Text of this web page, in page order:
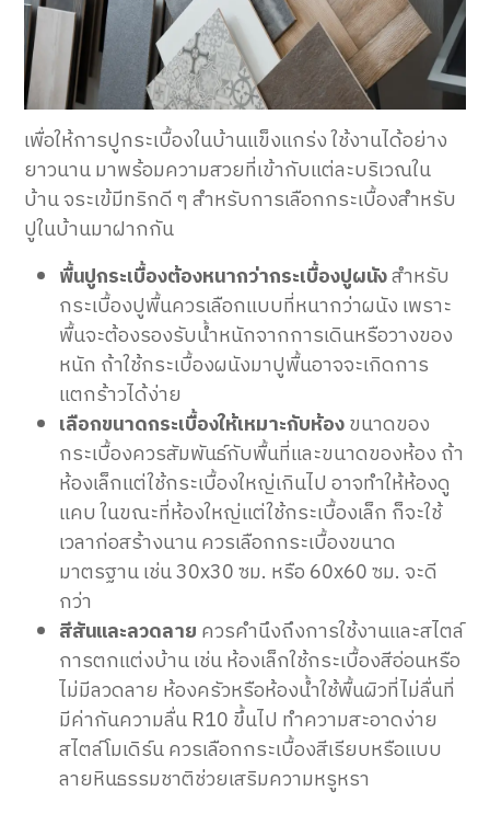
เพื่อให้การปูกระเบื้องในบ้านแข็งแกร่ง ใช้งานได้อย่าง
ยาวนาน มาพร้อมความสวยที่เข้ากับแต่ละบริเวณใน
บ้าน จระเข้มีทริกดี ๆ สำหรับการเลือกกระเบื้องสำหรับ
ปูในบ้านมาฝากกัน
พื้นปูกระเบื้องต้องหนากว่ากระเบื้องปูผนังสำหรับ
กระเบื้องปูพื้นควรเลือกแบบที่หนากว่าผนัง เพราะ
พื้นจะต้องรองรับน้ำหนักจากการเดินหรือวางของ
หนัก ถ้าใช้กระเบื้องผนังมาปูพื้นอาจจะเกิดการ
แตกร้าวได้ง่าย
เลือกขนาดกระเบื้องให้เหมาะกับห้องขนาดของ
กระเบื้องควรสัมพันธ์กับพื้นที่และขนาดของห้อง ถ้า
ห้องเล็กแต่ใช้กระเบื้องใหญ่เกินไป อาจทำให้ห้องดู
แคบ ในขณะที่ห้องใหญ่แต่ใช้กระเบื้องเล็ก ก็จะใช้
เวลาก่อสร้างนาน ควรเลือกกระเบื้องขนาด
มาตรฐาน เช่น 30x30 ซม. หรือ 60x60 ซม. จะดี
กว่า
สีสันและลวดลาย ควรคำนึงถึงการใช้งานและสไตล์
การตกแต่งบ้าน เช่น ห้องเล็กใช้กระเบื้องสีอ่อนหรือ
ไม่มีลวดลาย ห้องครัวหรือห้องน้ำใช้พื้นผิวที่ไม่ลื่นที่
มีค่ากันความลื่น R10 ขึ้นไป ทำความสะอาดง่าย
สไตล์โมเดิร์น ควรเลือกกระเบื้องสีเรียบหรือแบบ
ลายหินธรรมชาติช่วยเสริมความหรูหรา